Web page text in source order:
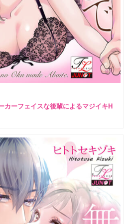
カーフェイスな後輩によるマジイキH